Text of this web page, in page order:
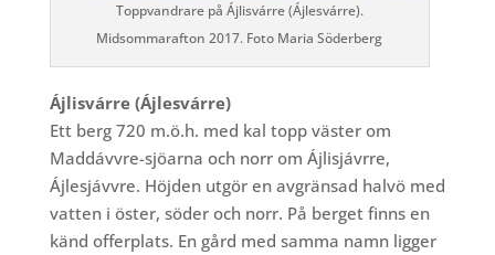
Toppvandrare på Ájlisvárre (Ájlesvárre).
Midsommarafton 2017. Foto Maria Söderberg
Ájlisvárre (Ájlesvárre)
Ett berg 720 m.ö.h. med kal topp väster om
Maddávvre-sjöarna och norr om Ájlisjávrre,
Ájlesjávvre. Höjden utgör en avgränsad halvö med
vatten i öster, söder och norr. På berget finns en
känd offerplats. En gård med samma namn ligger